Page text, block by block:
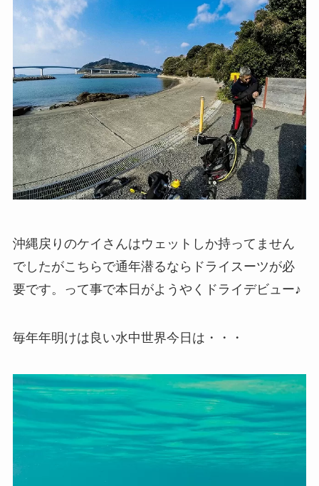
沖縄戻りのケイさんはウェットしか持ってません
でしたがこちらで通年潜るならドライスーツが必
要です。って事で本日がようやくドライデビュー♪
毎年年明けは良い水中世界今日は・・・